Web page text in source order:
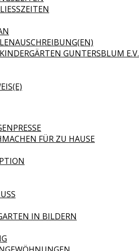
GUNTERSBLUM E.V.
FÜR ZU HAUSE
IN BILDERN